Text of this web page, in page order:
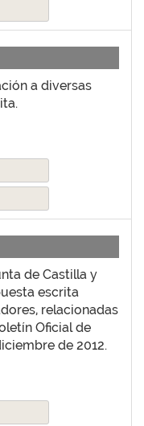
a diversas
de Castilla y
escrita
relacionadas
Oficial de
de 2012.